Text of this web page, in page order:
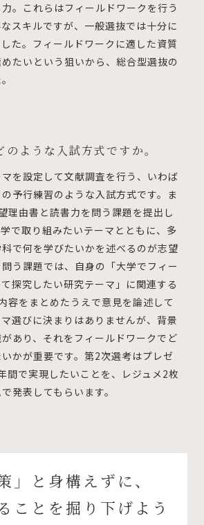
。これらはフィールドワークを行う
スキルですが、一般選抜では十分に
た。フィールドワークに適した資質
たいという狙いから、総合型選抜の
ような入試方式ですか。
を設定して文献調査を行う、いわば
予行練習のような入試方式です。ま
理由書と読書力を問う課題を提出し
で取り組みたいテーマとともに、多
で何を学びたいかを述べるのが志望
う課題では、自身の「大学でフィー
探究したい研究テーマ」に関連する
容をまとめたうえで意見を論述して
選びに決まりはありませんが、背景
あり、それをフィールドワークでど
かが重要です。第2次選考はプレゼ
間で実現したいことを、レジュメ2枚
発表してもらいます。
」と身構えずに、
ことを掘り下げよう